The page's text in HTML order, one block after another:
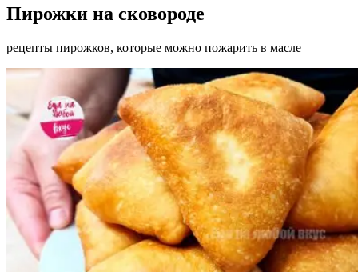
Пирожки на сковороде
рецепты пирожков, которые можно пожарить в масле